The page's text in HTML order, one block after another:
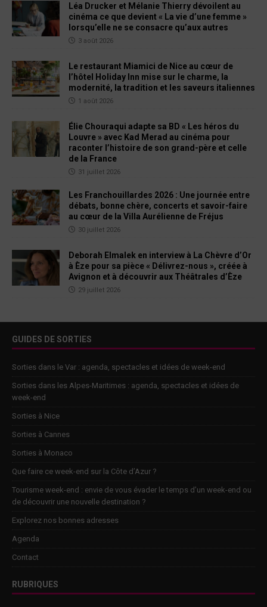
Léa Drucker et Mélanie Thierry dévoilent au
cinéma ce que devient « La vie d’une femme »
lorsqu’elle ne se consacre qu’aux autres
3 août 2026
Le restaurant Miamici de Nice au cœur de
l’hôtel Holiday Inn mise sur le charme, la
modernité, la tradition et les saveurs italiennes
1 août 2026
Élie Chouraqui adapte sa BD « Les héros du
Louvre » avec Kad Merad au cinéma pour
raconter l’histoire de son grand-père et celle
de la France
31 juillet 2026
Les Franchouillardes 2026 : Une journée entre
débats, bonne chère, concerts et savoir-faire
au cœur de la Villa Aurélienne de Fréjus
30 juillet 2026
Deborah Elmalek en interview à La Chèvre d’Or
à Èze pour sa pièce « Délivrez-nous », créée à
Avignon et à découvrir aux Théâtrales d’Èze
29 juillet 2026
GUIDES DE SORTIES
Sorties dans le Var : agenda, spectacles et idées de week-end
Sorties dans les Alpes-Maritimes : agenda, spectacles et idées de
week-end
Sorties à Nice
Sorties à Cannes
Sorties à Monaco
Que faire ce week-end sur la Côte d’Azur ?
Tourisme week-end : envie de vous évader le temps d’un week-end ou
de découvrir une nouvelle destination ?
Explorez nos bonnes adresses
Agenda
Contact
RUBRIQUES